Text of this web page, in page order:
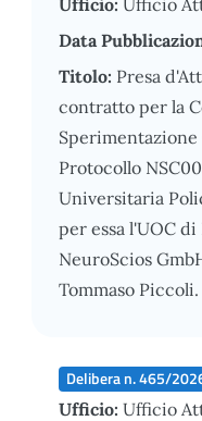
Data
Titolo: Presa
contratto per la
Protocollo
Universitaria
per essa l'UOC
NeuroScios
Tommaso Piccoli.
Delibera n. 465/
Ufficio: Ufficio